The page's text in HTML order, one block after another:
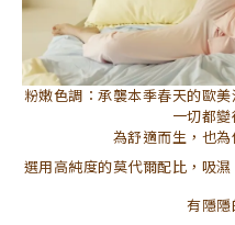
粉嫩色調：承襲本季春天的歐
一切都
為舒適而生，也為
選用高純度的莫代爾配比，吸
有隱隱